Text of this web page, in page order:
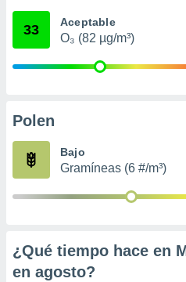
mediante
publicidad
de
33 Aceptable
O₃ (82 µg/m³)
Polen
Bajo
Gramíneas (6 #/m³)
¿Qué tiempo hace en
en agosto?